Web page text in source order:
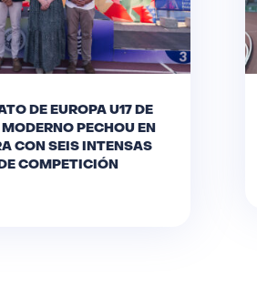
DE EUROPA U17 DE
PECHOU EN
CON SEIS INTENSAS
COMPETICIÓN